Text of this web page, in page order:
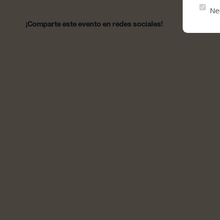
¡Comparte este evento en redes sociales!